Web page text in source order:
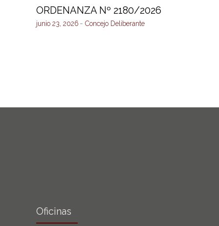
ORDENANZA Nº 2180/2026
junio 23, 2026 Concejo Deliberante
Oficinas